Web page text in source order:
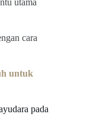
utama
cara
untuk
pada